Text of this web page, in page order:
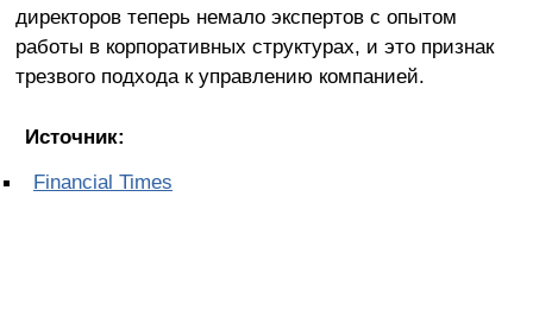
директоров теперь немало экспертов с опытом
работы в корпоративных структурах, и это признак
трезвого подхода к управлению компанией.
Источник:
Financial Times